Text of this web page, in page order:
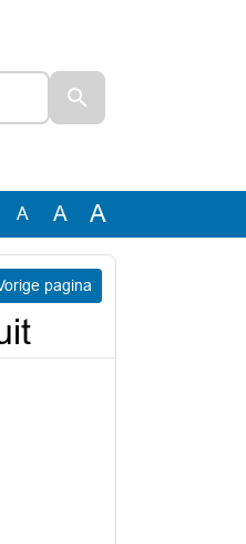
A A A
pagina